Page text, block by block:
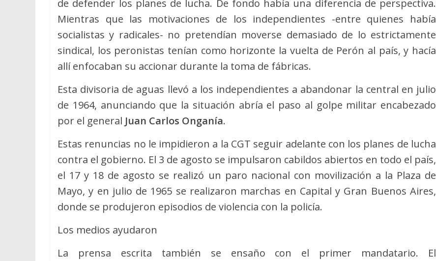
de defender los planes de lucha. De fondo había una diferencia de perspectiva.
Mientras que las motivaciones de los independientes -entre quienes había
socialistas y radicales- no pretendían moverse demasiado de lo estrictamente
sindical, los peronistas tenían como horizonte la vuelta de Perón al país, y hacía
allí enfocaban su accionar durante la toma de fábricas.
Esta divisoria de aguas llevó a los independientes a abandonar la central en julio
de 1964, anunciando que la situación abría el paso al golpe militar encabezado
por el general Juan Carlos Onganía.
Estas renuncias no le impidieron a la CGT seguir adelante con los planes de lucha
contra el gobierno. El 3 de agosto se impulsaron cabildos abiertos en todo el país,
el 17 y 18 de agosto se realizó un paro nacional con movilización a la Plaza de
Mayo, y en julio de 1965 se realizaron marchas en Capital y Gran Buenos Aires,
donde se produjeron episodios de violencia con la policía.
Los medios ayudaron
La prensa escrita también se ensaño con el primer mandatario. El